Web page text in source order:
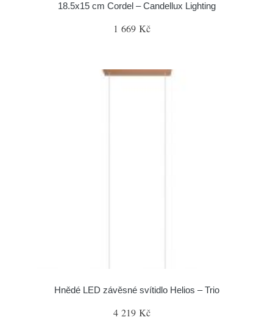
18.5x15 cm Cordel – Candellux Lighting
1 669 Kč
Hnědé LED závěsné svítidlo Helios – Trio
4 219 Kč